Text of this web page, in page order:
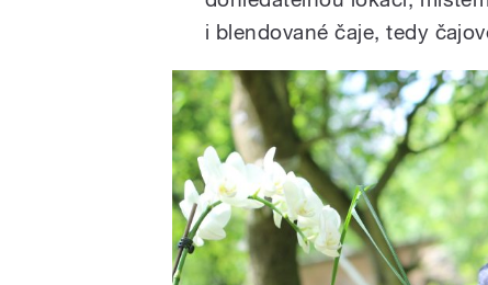
i blendované čaje, tedy